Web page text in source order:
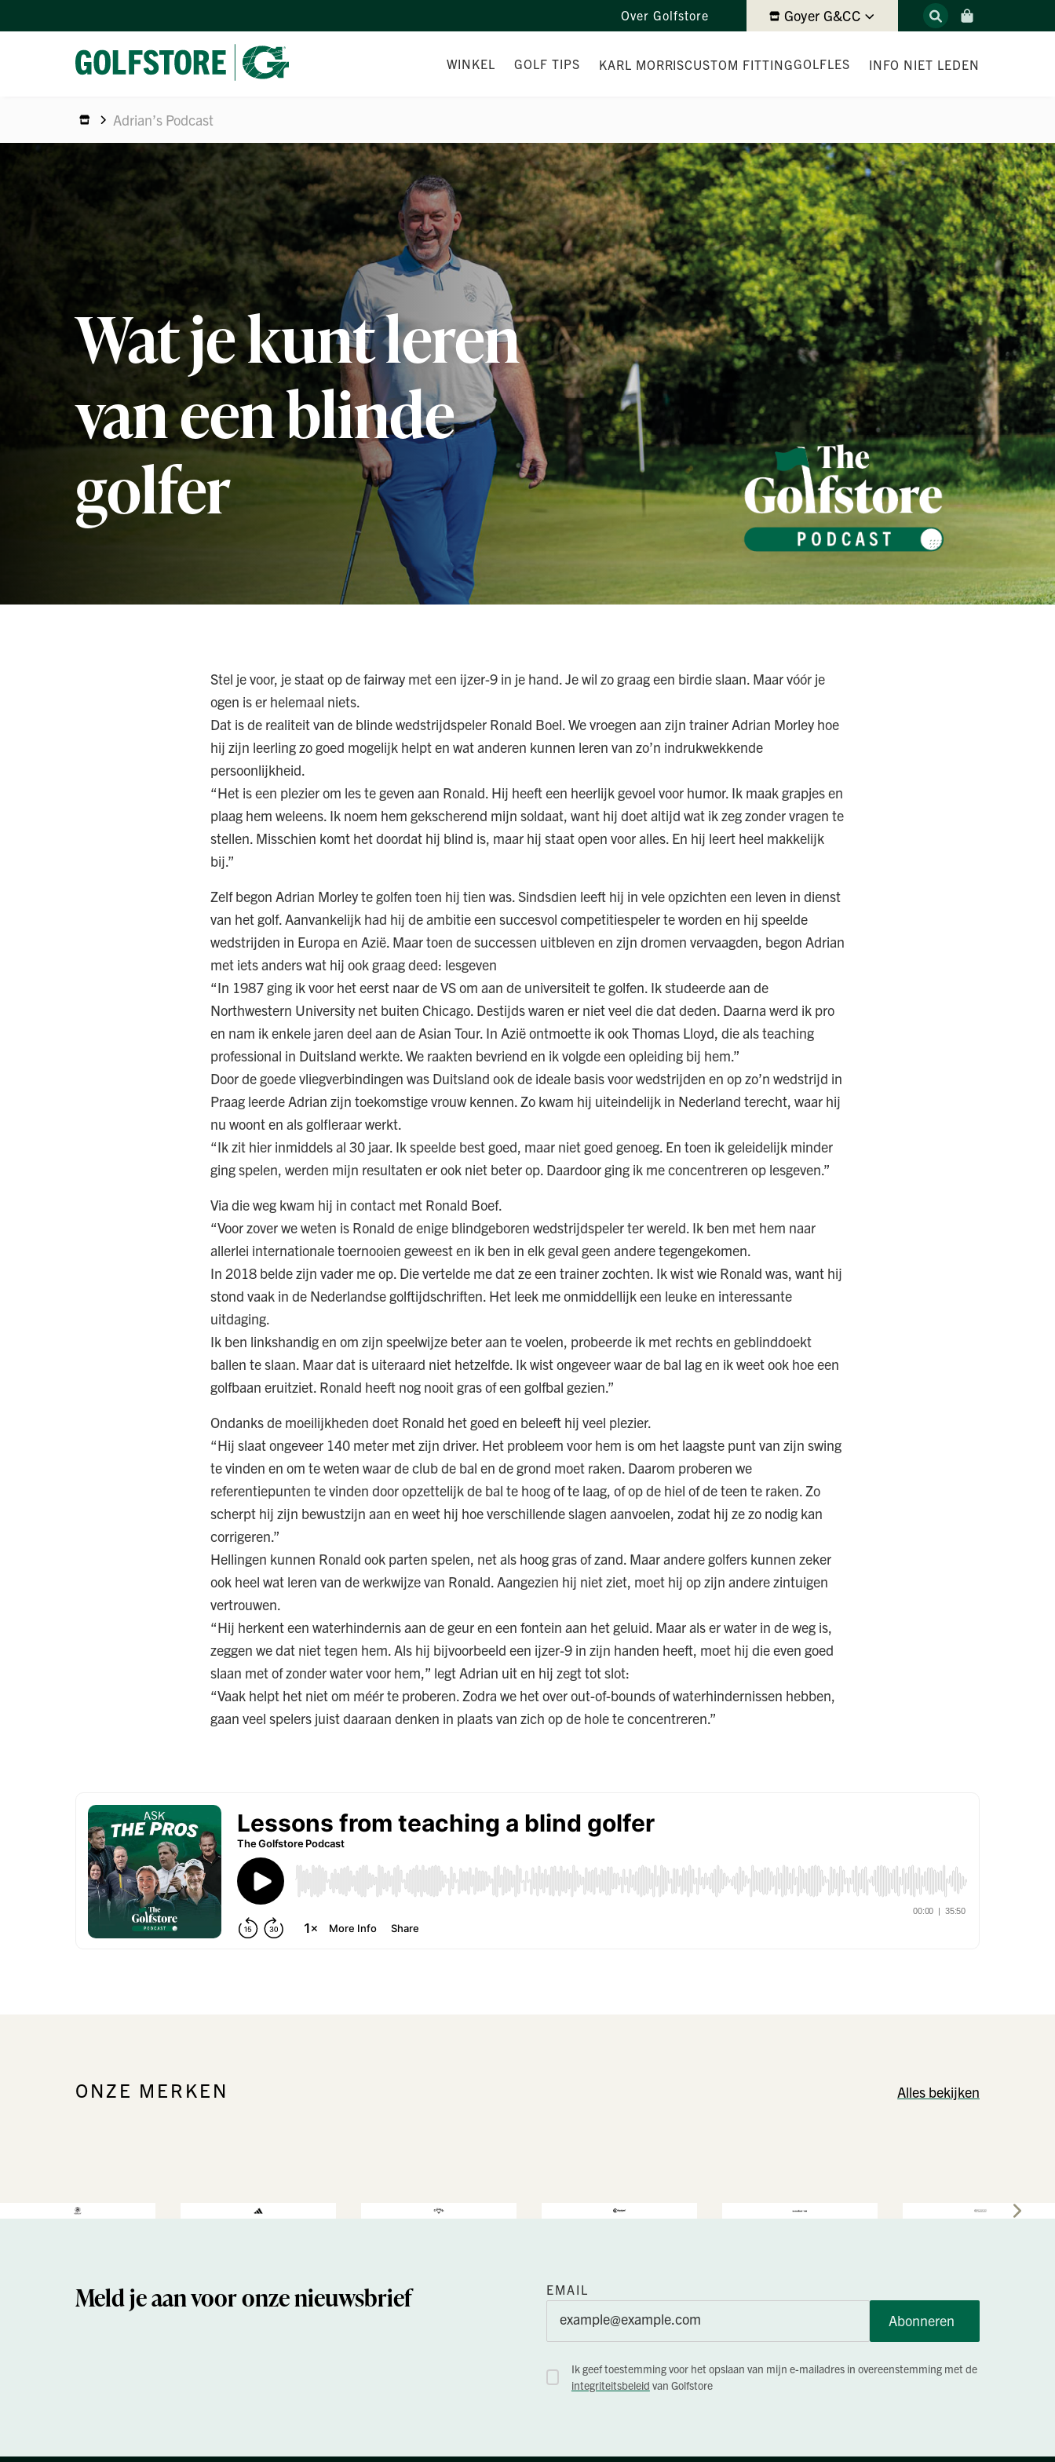
Over Golfstore Goyer G&CC
WINKEL
ADRIAN’S PODCAST
GOLF TIPS
IMPACT FACTORS
OEFENINGEN
KARL MORRISCUSTOM FITTINGGOLFLES
GOLFLESSEN
GOLFLES TARIEVEN
NGF COMPETITIETRAININGEN ’25-’26
INFO NIET LEDEN
Adrian’s Podcast
Wat je kunt leren
van een blinde
golfer
Stel je voor, je staat op de fairway met een ijzer-9 in je hand. Je wil zo graag een birdie slaan. Maar vóór je
ogen is er helemaal niets.
Dat is de realiteit van de blinde wedstrijdspeler Ronald Boel. We vroegen aan zijn trainer Adrian Morley hoe
hij zijn leerling zo goed mogelijk helpt en wat anderen kunnen leren van zo’n indrukwekkende
persoonlijkheid.
“Het is een plezier om les te geven aan Ronald. Hij heeft een heerlijk gevoel voor humor. Ik maak grapjes en
plaag hem weleens. Ik noem hem gekscherend mijn soldaat, want hij doet altijd wat ik zeg zonder vragen te
stellen. Misschien komt het doordat hij blind is, maar hij staat open voor alles. En hij leert heel makkelijk
bij.”
Zelf begon Adrian Morley te golfen toen hij tien was. Sindsdien leeft hij in vele opzichten een leven in dienst
van het golf. Aanvankelijk had hij de ambitie een succesvol competitiespeler te worden en hij speelde
wedstrijden in Europa en Azië. Maar toen de successen uitbleven en zijn dromen vervaagden, begon Adrian
met iets anders wat hij ook graag deed: lesgeven
“In 1987 ging ik voor het eerst naar de VS om aan de universiteit te golfen. Ik studeerde aan de
Northwestern University net buiten Chicago. Destijds waren er niet veel die dat deden. Daarna werd ik pro
en nam ik enkele jaren deel aan de Asian Tour. In Azië ontmoette ik ook Thomas Lloyd, die als teaching
professional in Duitsland werkte. We raakten bevriend en ik volgde een opleiding bij hem.”
Door de goede vliegverbindingen was Duitsland ook de ideale basis voor wedstrijden en op zo’n wedstrijd in
Praag leerde Adrian zijn toekomstige vrouw kennen. Zo kwam hij uiteindelijk in Nederland terecht, waar hij
nu woont en als golfleraar werkt.
“Ik zit hier inmiddels al 30 jaar. Ik speelde best goed, maar niet goed genoeg. En toen ik geleidelijk minder
ging spelen, werden mijn resultaten er ook niet beter op. Daardoor ging ik me concentreren op lesgeven.”
Via die weg kwam hij in contact met Ronald Boef.
“Voor zover we weten is Ronald de enige blindgeboren wedstrijdspeler ter wereld. Ik ben met hem naar
allerlei internationale toernooien geweest en ik ben in elk geval geen andere tegengekomen.
In 2018 belde zijn vader me op. Die vertelde me dat ze een trainer zochten. Ik wist wie Ronald was, want hij
stond vaak in de Nederlandse golftijdschriften. Het leek me onmiddellijk een leuke en interessante
uitdaging.
Ik ben linkshandig en om zijn speelwijze beter aan te voelen, probeerde ik met rechts en geblinddoekt
ballen te slaan. Maar dat is uiteraard niet hetzelfde. Ik wist ongeveer waar de bal lag en ik weet ook hoe een
golfbaan eruitziet. Ronald heeft nog nooit gras of een golfbal gezien.”
Ondanks de moeilijkheden doet Ronald het goed en beleeft hij veel plezier.
“Hij slaat ongeveer 140 meter met zijn driver. Het probleem voor hem is om het laagste punt van zijn swing
te vinden en om te weten waar de club de bal en de grond moet raken. Daarom proberen we
referentiepunten te vinden door opzettelijk de bal te hoog of te laag, of op de hiel of de teen te raken. Zo
scherpt hij zijn bewustzijn aan en weet hij hoe verschillende slagen aanvoelen, zodat hij ze zo nodig kan
corrigeren.”
Hellingen kunnen Ronald ook parten spelen, net als hoog gras of zand. Maar andere golfers kunnen zeker
ook heel wat leren van de werkwijze van Ronald. Aangezien hij niet ziet, moet hij op zijn andere zintuigen
vertrouwen.
“Hij herkent een waterhindernis aan de geur en een fontein aan het geluid. Maar als er water in de weg is,
zeggen we dat niet tegen hem. Als hij bijvoorbeeld een ijzer-9 in zijn handen heeft, moet hij die even goed
slaan met of zonder water voor hem,” legt Adrian uit en hij zegt tot slot:
“Vaak helpt het niet om méér te proberen. Zodra we het over out-of-bounds of waterhindernissen hebben,
gaan veel spelers juist daaraan denken in plaats van zich op de hole te concentreren.”
ONZE MERKEN Alles bekijken
Meld je aan voor onze nieuwsbrief EMAIL
Abonneren
Ik geef toestemming voor het opslaan van mijn e-mailadres in overeenstemming met de
integriteitsbeleid van Golfstore